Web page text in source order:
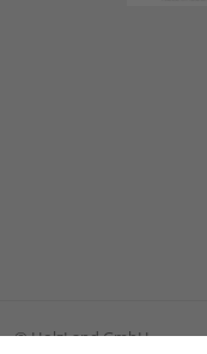
©HolzLand GmbH